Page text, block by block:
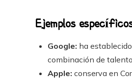
Ejemplos
Google: ha
combinación de
Apple: conserva en